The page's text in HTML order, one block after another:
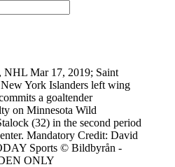
NHL Mar 17, 2019; Saint
York Islanders left wing
a goaltender
on Minnesota Wild
(32) in the second period
Mandatory Credit: David
Sports © Bildbyrån -
ONLY